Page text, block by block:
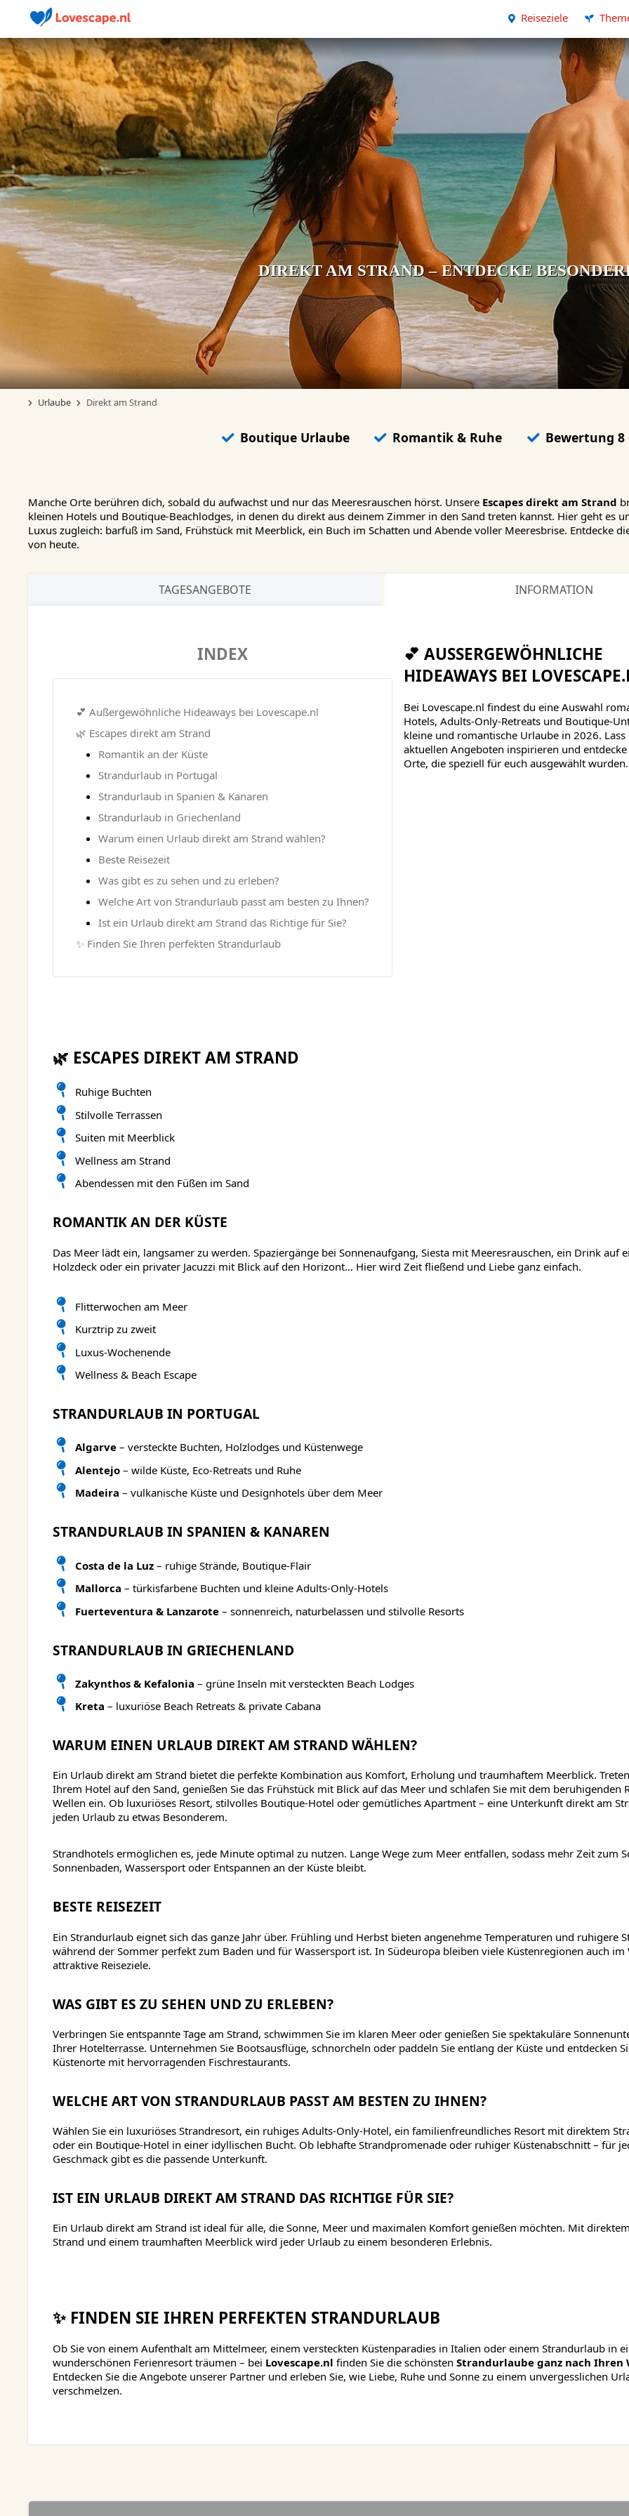
Reiseziele
DIREKT AM STRAND – ENTDECKE
Urlaube Direkt am Strand
Boutique Urlaube Romantik & Ruhe Bewertung
Manche Orte berühren dich, sobald du aufwachst und nur das Meeresrauschen hörst. Unsere Escapes direkt am Strand
kleinen Hotels und Boutique-Beachlodges, in denen du direkt aus deinem Zimmer in den Sand treten kannst. Hier geht es
Luxus zugleich: barfuß im Sand, Frühstück mit Meerblick, ein Buch im Schatten und Abende voller Meeresbrise. Entdecke
von heute.
TAGESANGEBOTE INFORMATION
INDEX
💕 Außergewöhnliche Hideaways bei Lovescape.nl
🌿 Escapes direkt am Strand
Romantik an der Küste
Strandurlaub in Portugal
Strandurlaub in Spanien & Kanaren
Strandurlaub in Griechenland
Warum einen Urlaub direkt am Strand wählen?
Beste Reisezeit
Was gibt es zu sehen und zu erleben?
Welche Art von Strandurlaub passt am besten zu Ihnen?
Ist ein Urlaub direkt am Strand das Richtige für Sie?
✨ Finden Sie Ihren perfekten Strandurlaub
💕 AUSSERGEWÖHNLICHE H
IDEAWAYS BEI
Bei Lovescape.nl findest du eine Auswahl
Hotels, Adults-Only-Retreats und Boutique-
kleine und romantische Urlaube in 2026.
aktuellen Angeboten inspirieren und
Orte, die speziell für euch ausgewählt wurden.
🌿 ESCAPES DIREKT AM STRAND
Ruhige Buchten
Stilvolle Terrassen
Suiten mit Meerblick
Wellness am Strand
Abendessen mit den Füßen im Sand
ROMANTIK AN DER KÜSTE
Das Meer lädt ein, langsamer zu werden. Spaziergänge bei Sonnenaufgang, Siesta mit Meeresrauschen, ein Drink auf
Holzdeck oder ein privater Jacuzzi mit Blick auf den Horizont… Hier wird Zeit fließend und Liebe ganz einfach.
Flitterwochen am Meer
Kurztrip zu zweit
Luxus-Wochenende
Wellness & Beach Escape
STRANDURLAUB IN PORTUGAL
Algarve– versteckte Buchten, Holzlodges und Küstenwege
Alentejo– wilde Küste, Eco-Retreats und Ruhe
Madeira – vulkanische Küste und Designhotels über dem Meer
STRANDURLAUB IN SPANIEN & KANAREN
Costa de la Luz– ruhige Strände, Boutique-Flair
Mallorca – türkisfarbene Buchten und kleine Adults-Only-Hotels
Fuerteventura & Lanzarote– sonnenreich, naturbelassen und stilvolle Resorts
STRANDURLAUB IN GRIECHENLAND
Zakynthos & Kefalonia – grüne Inseln mit versteckten Beach Lodges
Kreta – luxuriöse Beach Retreats & private Cabana
WARUM EINEN URLAUB DIREKT AM STRAND WÄHLEN?
Ein Urlaub direkt am Strand bietet die perfekte Kombination aus Komfort, Erholung und traumhaftem Meerblick.
Ihrem Hotel auf den Sand, genießen Sie das Frühstück mit Blick auf das Meer und schlafen Sie mit dem beruhigenden
Wellen ein. Ob luxuriöses Resort, stilvolles Boutique-Hotel oder gemütliches Apartment – eine Unterkunft direkt am
jeden Urlaub zu etwas Besonderem.
Strandhotels ermöglichen es, jede Minute optimal zu nutzen. Lange Wege zum Meer entfallen, sodass mehr Zeit zum
Sonnenbaden, Wassersport oder Entspannen an der Küste bleibt.
BESTE REISEZEIT
Ein Strandurlaub eignet sich das ganze Jahr über. Frühling und Herbst bieten angenehme Temperaturen und ruhigere
während der Sommer perfekt zum Baden und für Wassersport ist. In Südeuropa bleiben viele Küstenregionen auch im
attraktive Reiseziele.
WAS GIBT ES ZU SEHEN UND ZU ERLEBEN?
Verbringen Sie entspannte Tage am Strand, schwimmen Sie im klaren Meer oder genießen Sie spektakuläre
Ihrer Hotelterrasse. Unternehmen Sie Bootsausflüge, schnorcheln oder paddeln Sie entlang der Küste und entdecken
Küstenorte mit hervorragenden Fischrestaurants.
WELCHE ART VON STRANDURLAUB PASST AM BESTEN ZU IHNEN?
Wählen Sie ein luxuriöses Strandresort, ein ruhiges Adults-Only-Hotel, ein familienfreundliches Resort mit direktem
oder ein Boutique-Hotel in einer idyllischen Bucht. Ob lebhafte Strandpromenade oder ruhiger Küstenabschnitt – für
Geschmack gibt es die passende Unterkunft.
IST EIN URLAUB DIREKT AM STRAND DAS RICHTIGE FÜR SIE?
Ein Urlaub direkt am Strand ist ideal für alle, die Sonne, Meer und maximalen Komfort genießen möchten. Mit
Strand und einem traumhaften Meerblick wird jeder Urlaub zu einem besonderen Erlebnis.
✨ FINDEN SIE IHREN PERFEKTEN STRANDURLAUB
Ob Sie von einem Aufenthalt am Mittelmeer, einem versteckten Küstenparadies in Italien oder einem Strandurlaub in
wunderschönen Ferienresort träumen – bei Lovescape.nl finden Sie die schönsten Strandurlaube ganz nach Ihren
Entdecken Sie die Angebote unserer Partner und erleben Sie, wie Liebe, Ruhe und Sonne zu einem unvergesslichen
verschmelzen.